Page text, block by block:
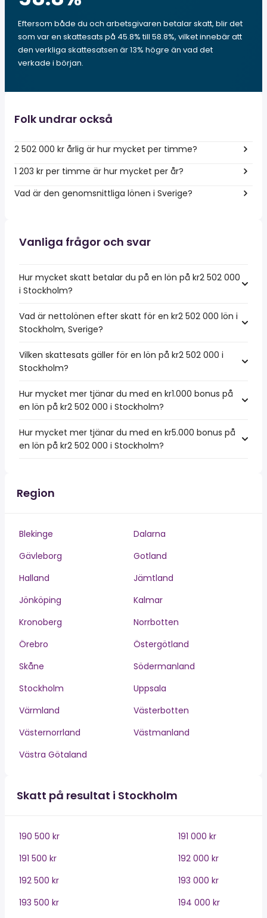
Eftersom både du och arbetsgivaren betalar skatt, blir det
som var en skattesats på 45.8% till 58.8%, vilket innebär att
den verkliga skattesatsen är 13% högre än vad det
verkade i början.
Folk undrar också
2 502 000 kr årlig är hur mycket per timme?
1 203 kr per timme är hur mycket per år?
Vad är den genomsnittliga lönen i Sverige?
Vanliga frågor och svar
Hur mycket skatt betalar du på en lön på kr2 502 000
i Stockholm?
Vad är nettolönen efter skatt för en kr2 502 000 lön i
Stockholm, Sverige?
Vilken skattesats gäller för en lön på kr2 502 000 i
Stockholm?
Hur mycket mer tjänar du med en kr1.000 bonus på
en lön på kr2 502 000 i Stockholm?
Hur mycket mer tjänar du med en kr5.000 bonus på
en lön på kr2 502 000 i Stockholm?
Region
Blekinge
Dalarna
Gävleborg
Gotland
Halland
Jämtland
Jönköping
Kalmar
Kronoberg
Norrbotten
Örebro
Östergötland
Skåne
Södermanland
Stockholm
Uppsala
Värmland
Västerbotten
Västernorrland
Västmanland
Västra Götaland
Skatt på resultat i Stockholm
190 500 kr
191 000 kr
191 500 kr
192 000 kr
192 500 kr
193 000 kr
193 500 kr
194 000 kr